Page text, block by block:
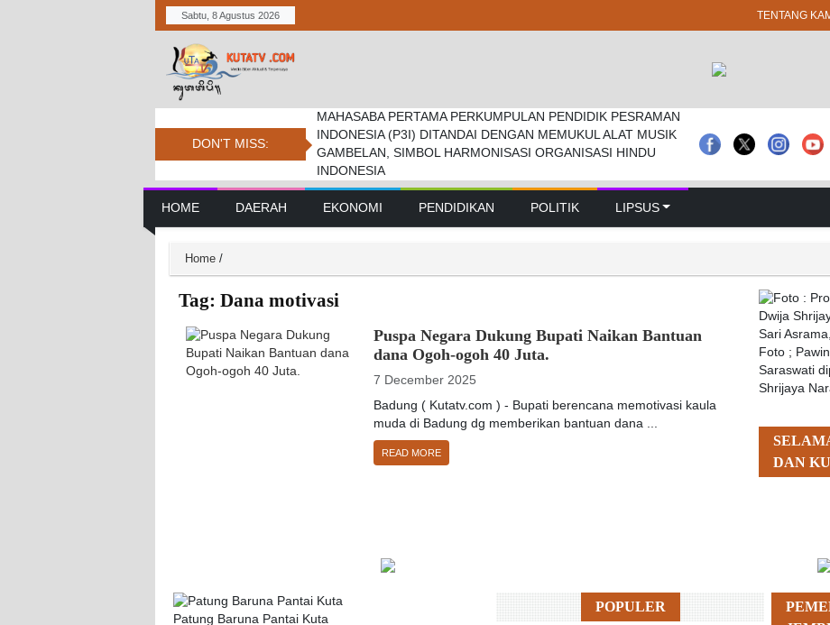
Sabtu, 8 Agustus 2026 TENTANG
DON'T MISS:
MAHASABA PERTAMA PERKUMPULAN PENDIDIK PESRAMAN
INDONESIA (P3I) DITANDAI DENGAN MEMUKUL ALAT MUSIK
GAMBELAN, SIMBOL HARMONISASI ORGANISASI HINDU
INDONESIA
Bupati Dukung Pramuka Kwarcab Badung Berprestasi Di
Jambore Nasional
Pemkab. Dan Dprd Badung Sepakati Kua-ppas 2027, Belanja
Daerah Tembus Rp 14,2 Triliun
Main Navigation
HOME DAERAH EKONOMI PENDIDIKAN POLITIK LIPSUS
Home /
Tag: Dana motivasi
Puspa Negara Dukung Bupati Naikan Bantuan
dana Ogoh-ogoh 40 Juta.
7 December 2025
Badung ( Kutatv.com ) - Bupati berencana memotivasi kaula
muda di Badung dg memberikan bantuan dana ...
READ MORE
Foto ;
Saraswati
Shrijaya
DAN
Patung Baruna Pantai Kuta
POPULER